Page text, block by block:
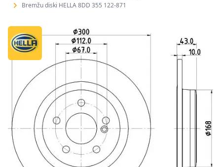
Bremžu diski HELLA 8DD 355 122-871